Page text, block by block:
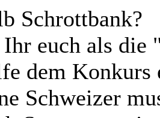
Schrottbank?
euch als
dem Konkurs
Schweizer